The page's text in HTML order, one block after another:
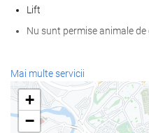
Lift
Nu sunt permise animale
Servicii de primire
recepţie deschisă nonstop
cameră de bagaje
Mai multe servicii
+
−